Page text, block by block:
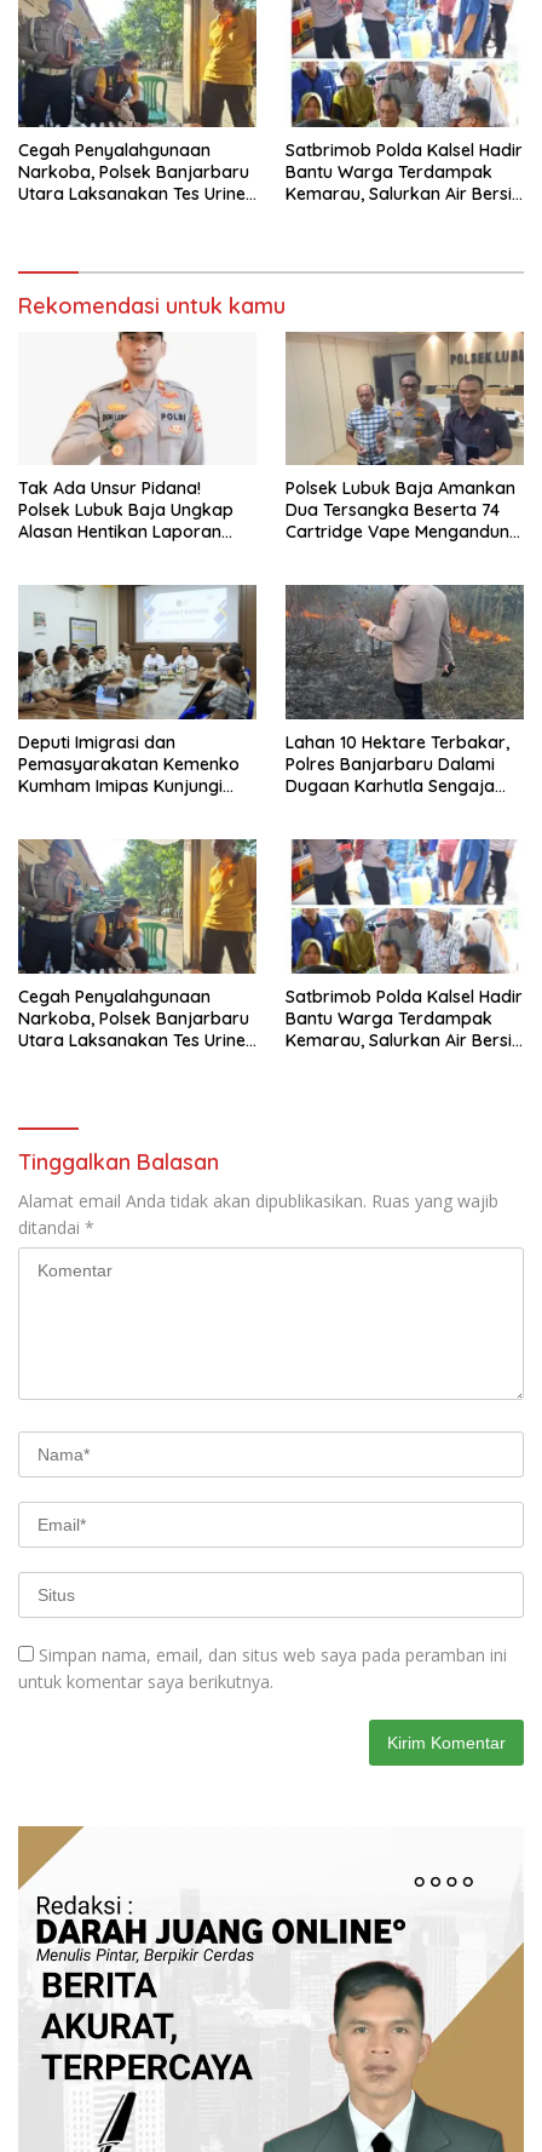
Cegah Penyalahgunaan
Narkoba, Polsek Banjarbaru
Utara Laksanakan Tes Urine
Satbrimob Polda Kalsel Hadir
Bantu Warga Terdampak
Kemarau, Salurkan Air Bersih
Rekomendasi untuk kamu
Tak Ada Unsur Pidana!
Polsek Lubuk Baja Ungkap
Alasan Hentikan Laporan
Polsek Lubuk Baja Amankan
Dua Tersangka Beserta 74
Cartridge Vape Mengandung
Deputi Imigrasi dan
Pemasyarakatan Kemenko
Kumham Imipas Kunjungi
Lahan 10 Hektare Terbakar,
Polres Banjarbaru Dalami
Dugaan Karhutla Sengaja
Cegah Penyalahgunaan
Narkoba, Polsek Banjarbaru
Utara Laksanakan Tes Urine
Satbrimob Polda Kalsel Hadir
Bantu Warga Terdampak
Kemarau, Salurkan Air Bersih
Tinggalkan Balasan
Alamat email Anda tidak akan dipublikasikan. Ruas yang wajib
ditandai *
Simpan nama, email, dan situs web saya pada peramban ini
untuk komentar saya berikutnya.